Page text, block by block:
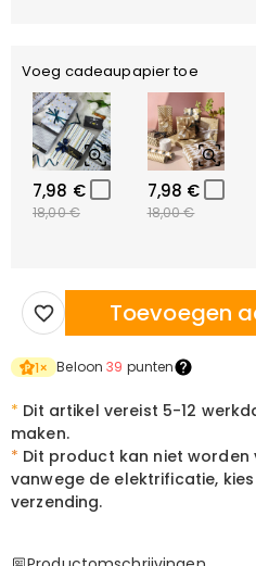
Voeg cadeaupapier toe
7,98 €
18,00 €
7,98 €
18,00 €
Toevoegen
1× Beloon39 punten
* Dit artikel vereist 5-12
maken.
* Dit product kan niet worden
vanwege de elektrificatie,
verzending.